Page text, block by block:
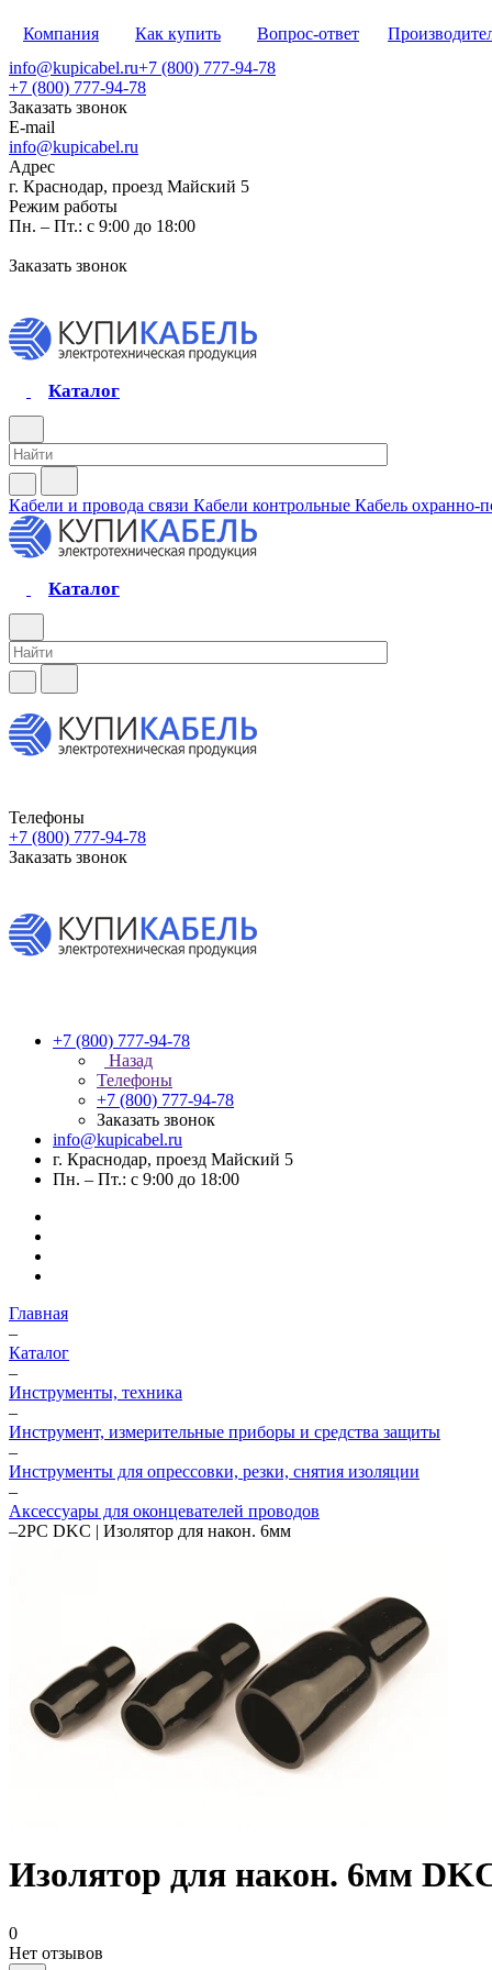
Компания Как купить Вопрос-ответ
info@kupicabel.ru+7 (800) 777-94-78
+7 (800) 777-94-78
Заказать звонок
E-mail
info@kupicabel.ru
Адрес
г. Краснодар, проезд Майский 5
Режим работы
Пн. – Пт.: с 9:00 до 18:00
Заказать звонок
Каталог
Кабели и провода связи Кабели контрольные Кабель охранно-
Каталог
Телефоны
+7 (800) 777-94-78
Заказать звонок
+7 (800) 777-94-78
Назад
Телефоны
+7 (800) 777-94-78
Заказать звонок
info@kupicabel.ru
г. Краснодар, проезд Майский 5
Пн. – Пт.: с 9:00 до 18:00
Главная
–
Каталог
–
Инструменты, техника
–
Инструмент, измерительные приборы и средства защиты
–
Инструменты для опрессовки, резки, снятия изоляции
–
Аксессуары для оконцевателей проводов
–2PC DKC | Изолятор для након. 6мм
Изолятор для након. 6мм
0
Нет отзывов